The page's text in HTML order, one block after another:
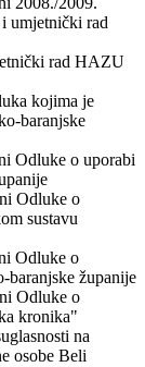
umjetnički rad
rad HAZU
kojima je
baranjske
Odluke o uporabi
Odluke o
sustavu
Odluke o
baranjske županije
Odluke o
kronika"
na
osobe Beli